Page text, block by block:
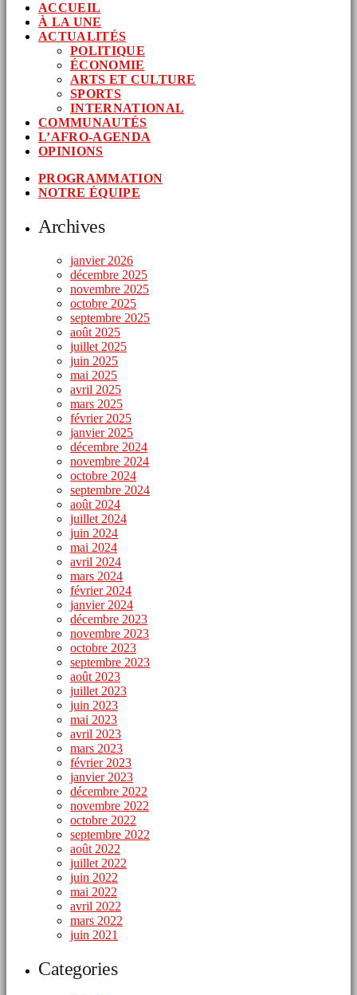
ACCUEIL
À LA UNE
ACTUALITÉS
POLITIQUE
ÉCONOMIE
ARTS ET CULTURE
SPORTS
INTERNATIONAL
COMMUNAUTÉS
L’AFRO-AGENDA
OPINIONS
PROGRAMMATION
NOTRE ÉQUIPE
Archives
janvier 2026
décembre 2025
novembre 2025
octobre 2025
septembre 2025
août 2025
juillet 2025
juin 2025
mai 2025
avril 2025
mars 2025
février 2025
janvier 2025
décembre 2024
novembre 2024
octobre 2024
septembre 2024
août 2024
juillet 2024
juin 2024
mai 2024
avril 2024
mars 2024
février 2024
janvier 2024
décembre 2023
novembre 2023
octobre 2023
septembre 2023
août 2023
juillet 2023
juin 2023
mai 2023
avril 2023
mars 2023
février 2023
janvier 2023
décembre 2022
novembre 2022
octobre 2022
septembre 2022
août 2022
juillet 2022
juin 2022
mai 2022
avril 2022
mars 2022
juin 2021
Categories